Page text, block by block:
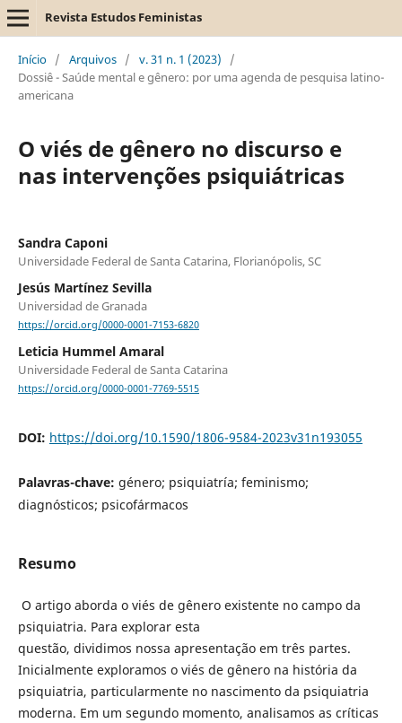
Revista Estudos Feministas
Início / Arquivos / v. 31 n. 1 (2023)
/
Dossiê - Saúde mental e gênero: por uma agenda de pesquisa latino-
americana
O viés de gênero no discurso e
nas intervenções psiquiátricas
Sandra Caponi
Universidade Federal de Santa Catarina, Florianópolis, SC
Jesús Martínez Sevilla
Universidad de Granada
https://orcid.org/0000-0001-7153-6820
Leticia Hummel Amaral
Universidade Federal de Santa Catarina
https://orcid.org/0000-0001-7769-5515
DOI: https://doi.org/10.1590/1806-9584-2023v31n193055
Palavras-chave: género; psiquiatría; feminismo;
diagnósticos; psicofármacos
Resumo
O artigo aborda o viés de gênero existente no campo da
psiquiatria. Para explorar esta
questão, dividimos nossa apresentação em três partes.
Inicialmente exploramos o viés de gênero na história da
psiquiatria, particularmente no nascimento da psiquiatria
moderna. Em um segundo momento, analisamos as críticas